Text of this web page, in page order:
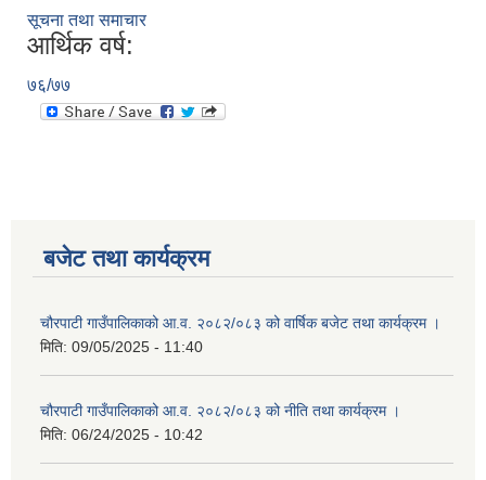
सूचना तथा समाचार
आर्थिक वर्ष:
७६/७७
बजेट तथा कार्यक्रम
चौरपाटी गाउँपालिकाको आ.व. २०८२/०८३ को वार्षिक बजेट तथा कार्यक्रम ।
मिति: 09/05/2025 - 11:40
चौरपाटी गाउँपालिकाको आ.व. २०८२/०८३ को नीति तथा कार्यक्रम ।
मिति: 06/24/2025 - 10:42